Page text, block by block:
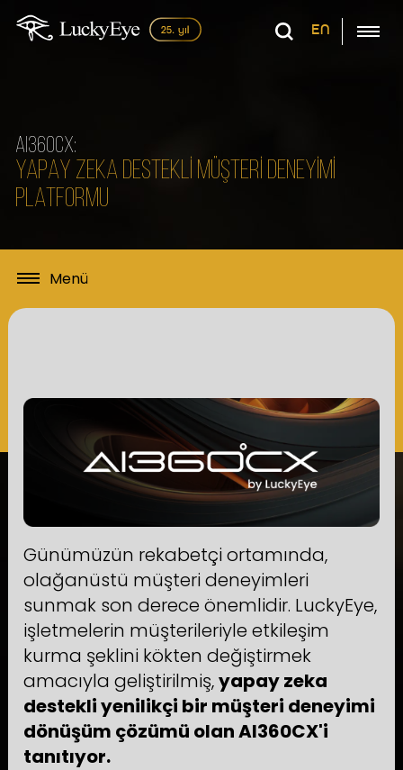
EN
AI360CX:
YAPAY ZEKA DESTEKLİ MÜŞTERİ DENEYİMİ
PLATFORMU
Günümüzün rekabetçi ortamında,
olağanüstü müşteri deneyimleri
sunmak son derece önemlidir. LuckyEye,
işletmelerin müşterileriyle etkileşim
kurma şeklini kökten değiştirmek
amacıyla geliştirilmiş,yapay zeka
destekli yenilikçi bir müşteri deneyimi
dönüşüm çözümü olan AI360CX'i
tanıtıyor.